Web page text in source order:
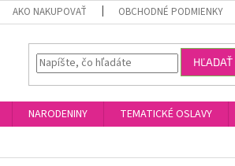
AKO NAKUPOVAŤ OBCHODNÉ PODMIENKY
HĽADAŤ
NARODENINY TEMATICKÉ OSLAVY